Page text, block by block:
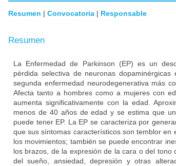
Resumen | Convocatoria | Responsable
Resumen
La Enfermedad de Parkinson (EP) es un
pérdida selectiva de neuronas
segunda enfermedad neurodegenerativa más
Afecta tanto a hombres como a mujeres con
aumenta significativamente con la edad.
menos de 40 años de edad y se estima que
puede tener EP. La EP se caracteriza por
que sus síntomas característicos son temblor
los movimientos; también se puede encontrar
los brazos, de la expresión de la cara o del
del sueño, ansiedad, depresión y otras